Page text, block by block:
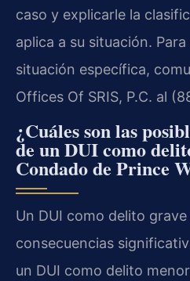
caso y explicarle la
aplica a su situación.
situación específica,
Offices Of SRIS, P.C. al
¿Cuáles son las
de un DUI como
Condado de Prince
Un DUI como delito
consecuencias
un DUI como delito